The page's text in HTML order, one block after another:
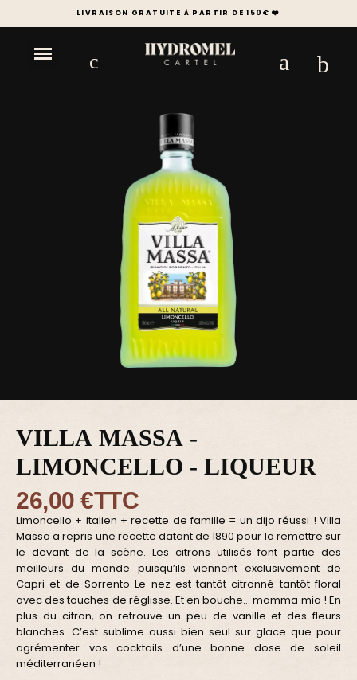
LIVRAISON GRATUITE À PARTIR DE 150€ ❤️
VILLA MASSA -
LIMONCELLO - LIQUEUR
26,00 €TTC
Limoncello + italien + recette de famille = un dijo réussi ! Villa
Massa a repris une recette datant de 1890 pour la remettre sur
le devant de la scène. Les citrons utilisés font partie des
meilleurs du monde puisqu’ils viennent exclusivement de
Capri et de Sorrento Le nez est tantôt citronné tantôt floral
avec des touches de réglisse. Et en bouche… mamma mia ! En
plus du citron, on retrouve un peu de vanille et des fleurs
blanches. C’est sublime aussi bien seul sur glace que pour
agrémenter vos cocktails d’une bonne dose de soleil
méditerranéen !